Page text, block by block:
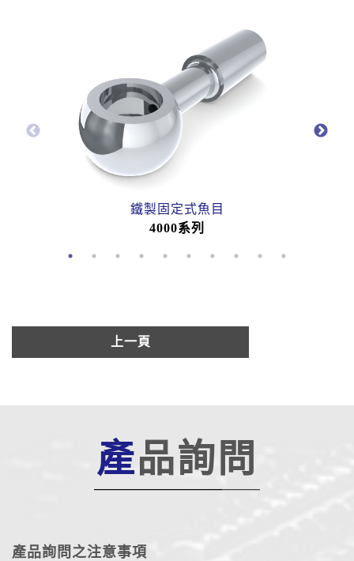
鐵製固定式魚目
4000系列
上一頁
產品詢問
產品詢問之注意事項